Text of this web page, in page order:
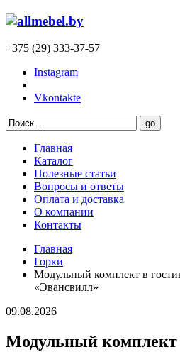
+375 (29) 333-37-57
Instagram
Vkontakte
Главная
Каталог
Полезные статьи
Вопросы и ответы
Оплата и доставка
О компании
Контакты
Главная
Горки
Модульный комплект в
«Эвансвилл»
09.08.2026
Модульный комплект